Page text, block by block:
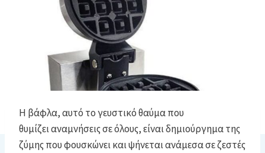
Η βάφλα, αυτό το γευστικό θαύμα που
θυμίζει αναμνήσεις σε όλους, είναι δημιούργημα της
ζύμης που φουσκώνει και ψήνεται ανάμεσα σε ζεστές